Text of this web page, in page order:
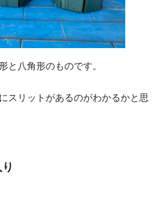
と八角形のものです。
スリットがあるのがわかるかと思